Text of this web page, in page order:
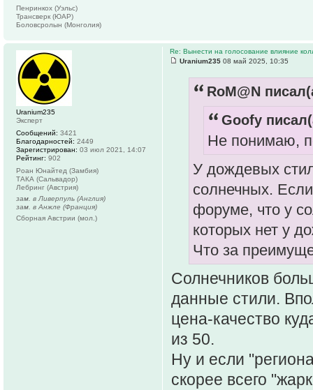
Пенринкох (Уэльс)
Трансверк (ЮАР)
Боловсролын (Монголия)
Re: Вынести на голосование влияние
Uranium235 08 май 2025, 10:35
RoM@N
Goofy
Не понимаю,
У дождевых
солнечных.
форуме, что у
которых нет у
Что за
Солнечников
данные стили.
цена-качество
из 50.
Ну и если
скорее всего
Uranium235
Эксперт
Сообщений: 3421
Благодарностей: 2449
Зарегистрирован: 03 июл 2021, 14:07
Рейтинг: 902
Роан Юнайтед (Замбия)
ТАКА (Сальвадор)
Лебринг (Австрия)
зам. в Ливерпуль (Англия)
зам. в Анжле (Франция)
Сборная Австрии (мол.)